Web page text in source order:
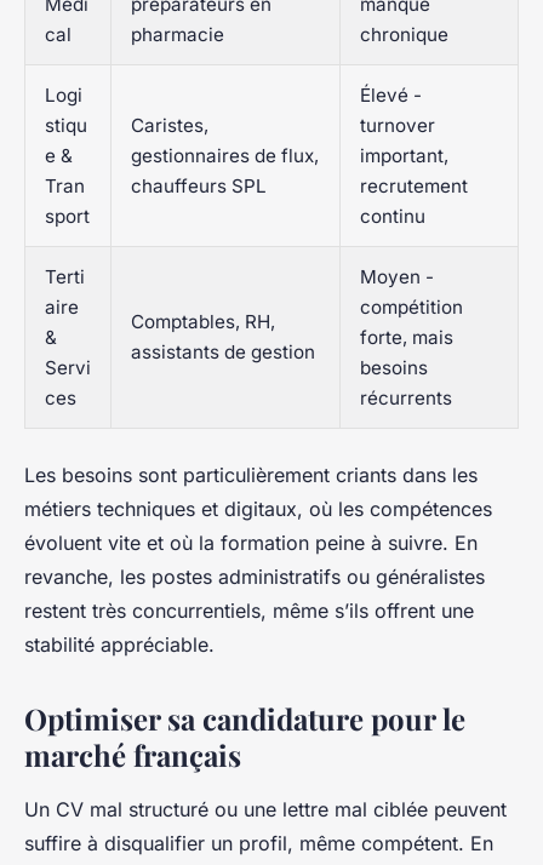
cal
pharmacie
chronique
Logi
stiqu
e &
Tran
sport
Caristes,
gestionnaires de flux,
chauffeurs SPL
Élevé -
turnover
important,
recrutement
continu
Terti
aire
&
Servi
ces
Comptables, RH,
assistants de gestion
Moyen -
compétition
forte, mais
besoins
récurrents
Les besoins sont particulièrement criants dans les
métiers techniques et digitaux, où les compétences
évoluent vite et où la formation peine à suivre. En
revanche, les postes administratifs ou généralistes
restent très concurrentiels, même s’ils offrent une
stabilité appréciable.
Optimiser sa candidature pour le
marché français
Un CV mal structuré ou une lettre mal ciblée peuvent
suffire à disqualifier un profil, même compétent. En